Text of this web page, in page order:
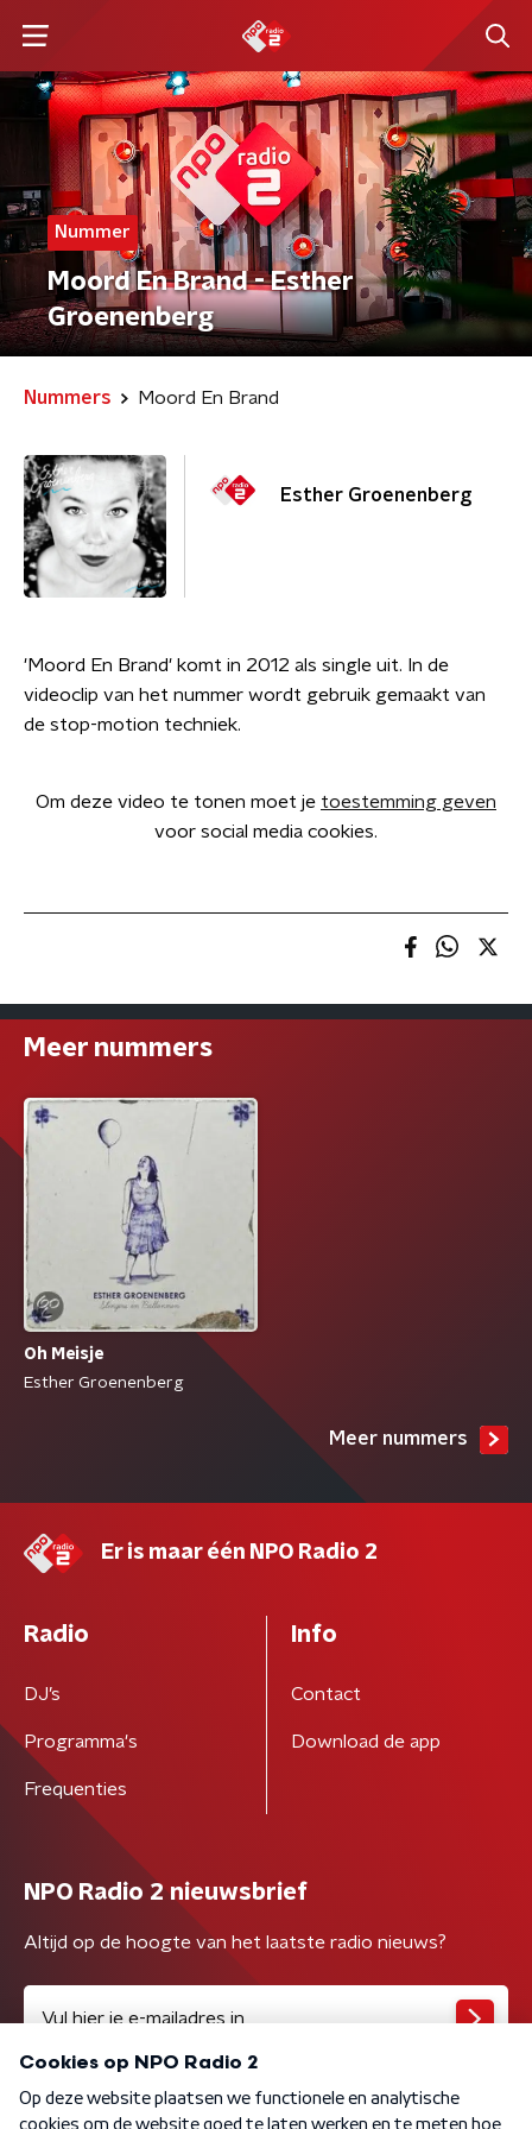
Nummer
Moord En Brand - Esther
Groenenberg
Nummers Moord En Brand
Esther Groenenberg
'Moord En Brand' komt in 2012 als single uit. In de
videoclip van het nummer wordt gebruik gemaakt van
de stop-motion techniek.
Om deze video te tonen moet je toestemming geven
voor social media cookies.
Meer nummers
Oh Meisje
Esther Groenenberg
Meer nummers
Er is maar één NPO Radio 2
Radio
DJ’s
Programma's
Frequenties
Info
Contact
Download de app
NPO Radio 2 nieuwsbrief
Altijd op de hoogte van het laatste radio nieuws?